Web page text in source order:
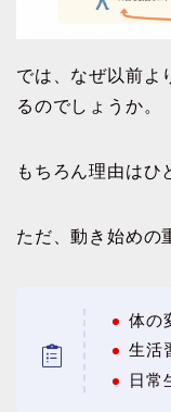
では、なぜ以前よ
るのでしょうか。
もちろん理由はひ
ただ、動き始めの
体の
生活
日常